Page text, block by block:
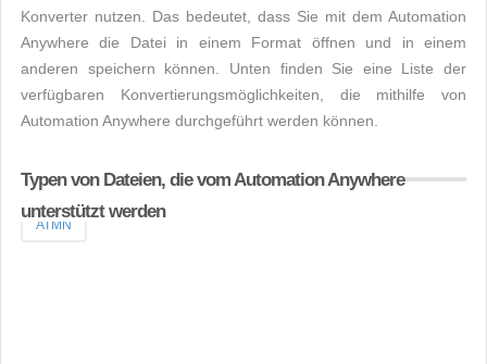
Konverter nutzen. Das bedeutet, dass Sie mit dem Automation
Anywhere die Datei in einem Format öffnen und in einem
anderen speichern können. Unten finden Sie eine Liste der
verfügbaren Konvertierungsmöglichkeiten, die mithilfe von
Automation Anywhere durchgeführt werden können.
Typen von Dateien, die vom Automation Anywhere
unterstützt werden
ATMN